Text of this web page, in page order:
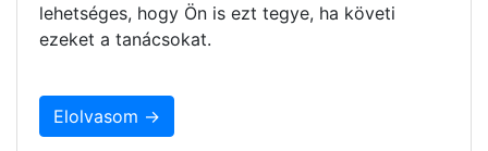
lehetséges, hogy Ön is ezt tegye, ha követi
ezeket a tanácsokat.
Elolvasom →